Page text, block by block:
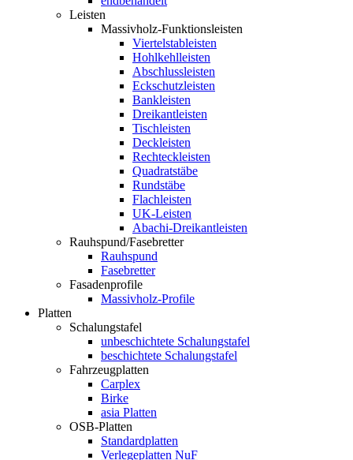
Leisten
Massivholz-Funktionsleisten
Viertelstableisten
Hohlkehlleisten
Abschlussleisten
Eckschutzleisten
Bankleisten
Dreikantleisten
Tischleisten
Deckleisten
Rechteckleisten
Quadratstäbe
Rundstäbe
Flachleisten
UK-Leisten
Abachi-Dreikantleisten
Rauhspund/Fasebretter
Rauhspund
Fasebretter
Fasadenprofile
Massivholz-Profile
Platten
Schalungstafel
unbeschichtete Schalungstafel
beschichtete Schalungstafel
Fahrzeugplatten
Carplex
Birke
asia Platten
OSB-Platten
Standardplatten
Verlegeplatten NuF